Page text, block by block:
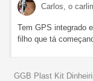
Carlos, o
Tem GPS integrado
filho que tá
GGB Plast Kit